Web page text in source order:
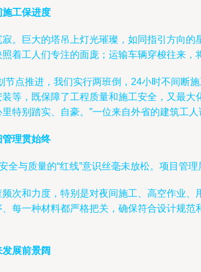
工保进度
。巨大的塔吊上灯光璀璨，如同指引方向
着工人们专注的面庞；运输车辆穿梭往来，
节点推进，我们实行两班倒，24小时不间断
等，既保障了工程质量和施工安全，又最
特别踏实、自豪。”一位来自外省的建筑工人
理贯始终
全与质量的“红线”意识丝毫未放松。项目管
次和力度，特别是对夜间施工、高空作业
每一种材料都严格把关，确保符合设计规
展前景阔